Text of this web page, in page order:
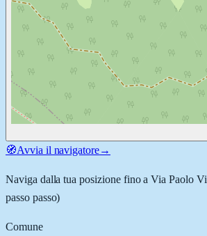
🧭Avvia il navigatore→
Naviga dalla tua posizione fino aVia Paolo Vi
passo passo)
Comune